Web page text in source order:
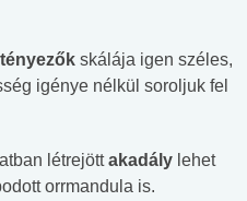
skálája igen széles,
igénye nélkül soroljuk fel
létrejöttakadály lehet
orrmandula is.